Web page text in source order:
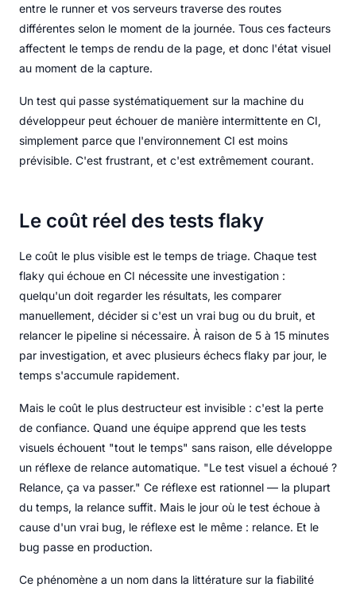
entre le runner et vos serveurs traverse des routes
différentes selon le moment de la journée. Tous ces facteurs
affectent le temps de rendu de la page, et donc l'état visuel
au moment de la capture.
Un test qui passe systématiquement sur la machine du
développeur peut échouer de manière intermittente en CI,
simplement parce que l'environnement CI est moins
prévisible. C'est frustrant, et c'est extrêmement courant.
Le coût réel des tests flaky
Le coût le plus visible est le temps de triage. Chaque test
flaky qui échoue en CI nécessite une investigation :
quelqu'un doit regarder les résultats, les comparer
manuellement, décider si c'est un vrai bug ou du bruit, et
relancer le pipeline si nécessaire. À raison de 5 à 15 minutes
par investigation, et avec plusieurs échecs flaky par jour, le
temps s'accumule rapidement.
Mais le coût le plus destructeur est invisible : c'est la perte
de confiance. Quand une équipe apprend que les tests
visuels échouent "tout le temps" sans raison, elle développe
un réflexe de relance automatique. "Le test visuel a échoué ?
Relance, ça va passer." Ce réflexe est rationnel — la plupart
du temps, la relance suffit. Mais le jour où le test échoue à
cause d'un vrai bug, le réflexe est le même : relance. Et le
bug passe en production.
Ce phénomène a un nom dans la littérature sur la fiabilité